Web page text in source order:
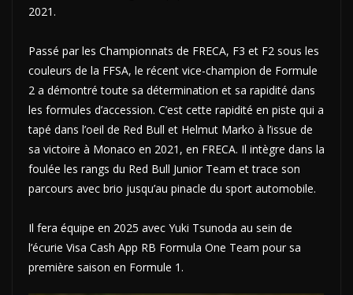
2021.
Passé par les Championnats de FRECA, F3 et F2 sous les
couleurs de la FFSA, le récent vice-champion de Formule
2 a démontré toute sa détermination et sa rapidité dans
les formules d’accession. C’est cette rapidité en piste qui a
tapé dans l’oeil de Red Bull et Helmut Marko à l’issue de
sa victoire à Monaco en 2021, en FRECA. Il intègre dans la
foulée les rangs du Red Bull Junior Team et trace son
parcours avec brio jusqu’au pinacle du sport automobile.
Il fera équipe en 2025 avec Yuki Tsunoda au sein de
l’écurie Visa Cash App RB Formula One Team pour sa
première saison en Formule 1.